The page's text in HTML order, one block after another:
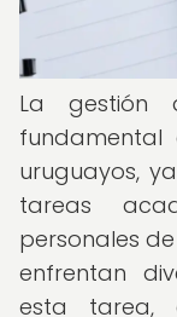
La gestión
uruguayos,
tareas
personales
enfrentan
esta tarea,